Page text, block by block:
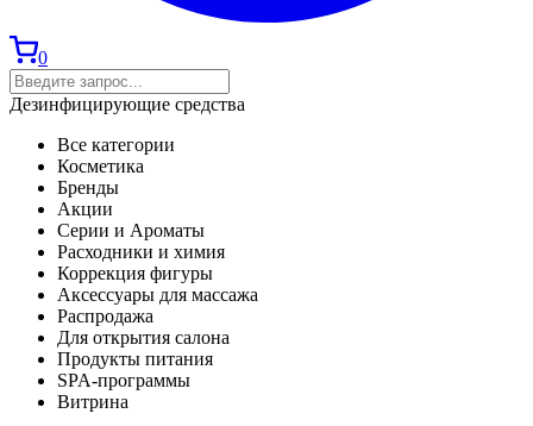
0
Дезинфицирующие средства
Все категории
Косметика
Бренды
Акции
Серии и Ароматы
Расходники и химия
Коррекция фигуры
Аксессуары для массажа
Распродажа
Для открытия салона
Продукты питания
SPA-программы
Витрина